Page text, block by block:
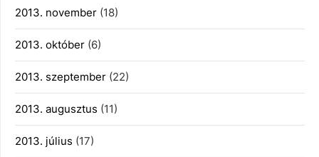
2013. november (18)
2013. október (6)
2013. szeptember (22)
2013. augusztus (11)
2013. július (17)